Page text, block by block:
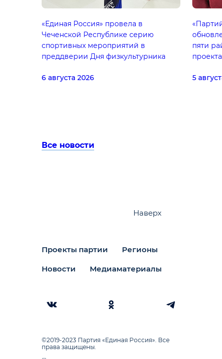
«Единая Россия» провела в
Чеченской Республике серию
спортивных мероприятий в
преддверии Дня физкультурника
6 августа 2026
пяти
5
Все новости
Проекты партии Регионы
Новости Медиаматериалы
Наверх
©2019-2023 Партия «Единая Россия». Все
права защищены.